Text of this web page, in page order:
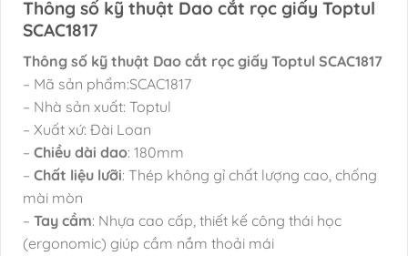
Thông số kỹ thuật Dao cắt rọc giấy Toptul
SCAC1817
Thông số kỹ thuật Dao cắt rọc giấy Toptul SCAC1817
– Mã sản phẩm:SCAC1817
– Nhà sản xuất: Toptul
– Xuất xứ: Đài Loan
– Chiều dài dao: 180mm
– Chất liệu lưỡi: Thép không gỉ chất lượng cao, chống
mài mòn
– Tay cầm: Nhựa cao cấp, thiết kế công thái học
(ergonomic) giúp cầm nắm thoải mái